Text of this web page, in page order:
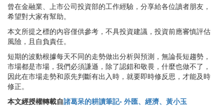
曾在金融業、上市公司投資部的工作經驗，分享給各位讀者朋友，
希望對大家有幫助。
本文所提之標的內容僅供參考，不具投資建議，投資前應審慎評估
風險，且自負責任。
短期的波動根據每天不同的走勢做出分析與預測，無論長短趨勢，
市場都是市場，我們必須謙遜，除了認錯和敬畏，什麼也做不了，
因此在市場走勢和原先判斷有出入時，就要即時修反思，才能及時
修正。
本文經授權轉載自諸葛呆的耕讀筆記- 外匯、經濟、黃小玉